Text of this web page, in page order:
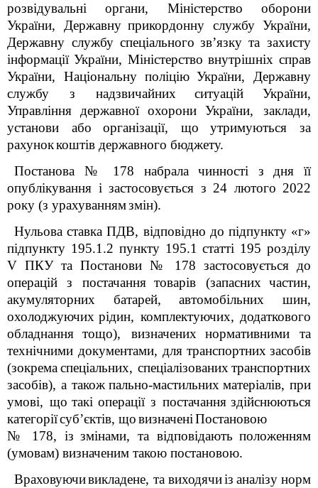
розвідувальні
органи, Міністерство
оборони
України, Державну прикордонну службу України,
Державну службу спеціального зв’язку та захисту
інформації України, Міністерство внутрішніх справ
України, Національну поліцію України, Державну
службу з надзвичайних
ситуацій
України,
Управління
державної охорони України, заклади,
установи або
організації, що
утримуються за
рахуноккоштів державного бюджету.
Постанова № 178 набрала чинності з дня її
опублікування і застосовується з 24 лютого 2022
року (з урахуваннямзмін).
Нульова ставка ПДВ, відповідно до підпункту «г»
підпункту 195.1.2 пункту 195.1 статті 195 розділу
V ПКУ та Постанови № 178 застосовується до
операцій з постачання товарів (запасних частин,
акумуляторних батарей, автомобільних шин,
охолоджуючих рідин, комплектуючих, додаткового
обладнання тощо), визначених
нормативними та
технічними документами, для транспортних засобів
(зокрема спеціальних, спеціалізованих транспортних
засобів), а також пально-мастильних матеріалів, при
умові, що такі операції з постачання здійснюються
категоріїсуб’єктів, щовизначеніПостановою
№ 178, із змінами, та відповідають положенням
(умовам) визначеним такою постановою.
Враховуючивикладене, та виходячиіз аналізу норм